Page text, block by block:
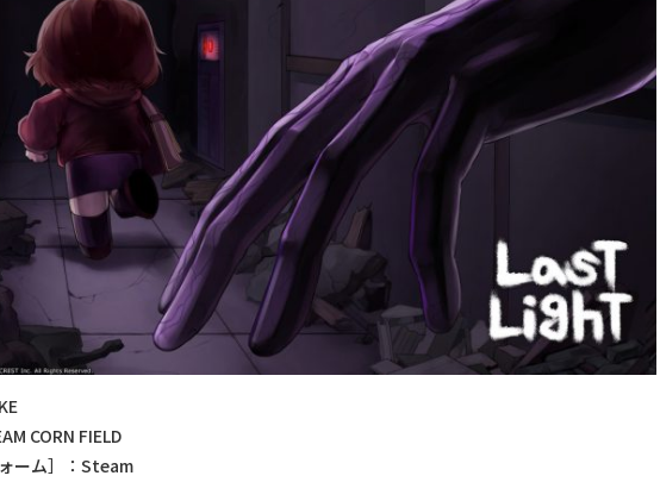
CORN FIELD
ーム］：Steam